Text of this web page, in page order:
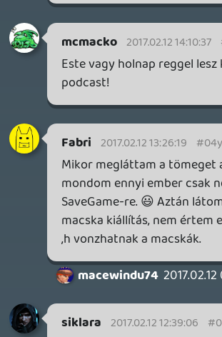
siklara 2017.02.11 10:20:11 #04yja
A Controller már megszűnt, a Pixel
magazin viszont nemrég indult.
rehynn4 2017.02.11 10:06:55
friedmannt 2017.02.11 09:41:12
KT-ai 2017.02.11 10:02:07 #04yj8
Na ez pl. engem is érdekelne.
friedmannt 2017.02.11 09:41:12
Meseljetek nekem a pixel magazinrol, meg
a kontrollerrol! A print halalra van itelve?